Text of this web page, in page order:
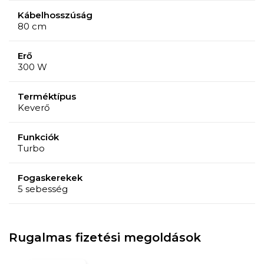
Kábelhosszúság
80 cm
Erő
300 W
Terméktípus
Keverő
Funkciók
Turbo
Fogaskerekek
5 sebesség
Rugalmas fizetési megoldások